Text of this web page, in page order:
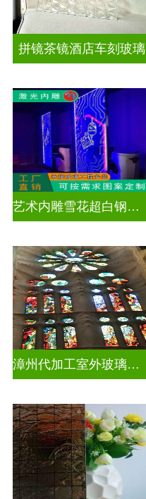
拼镜茶镜酒店车刻玻璃
艺术内雕雪花超白钢化激光内雕发光玻璃背景墙
漳州代加工室外玻璃穹顶